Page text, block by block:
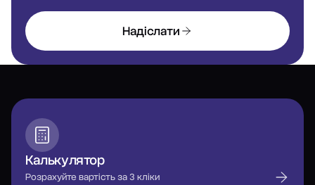
Надіслати
Калькулятор
Розрахуйте вартість за 3 кліки